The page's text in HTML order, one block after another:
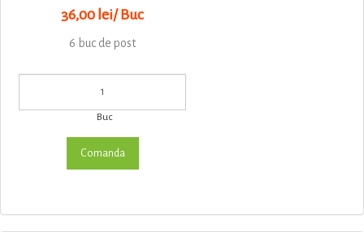
36,00 lei/ Buc
6 buc de post
Buc